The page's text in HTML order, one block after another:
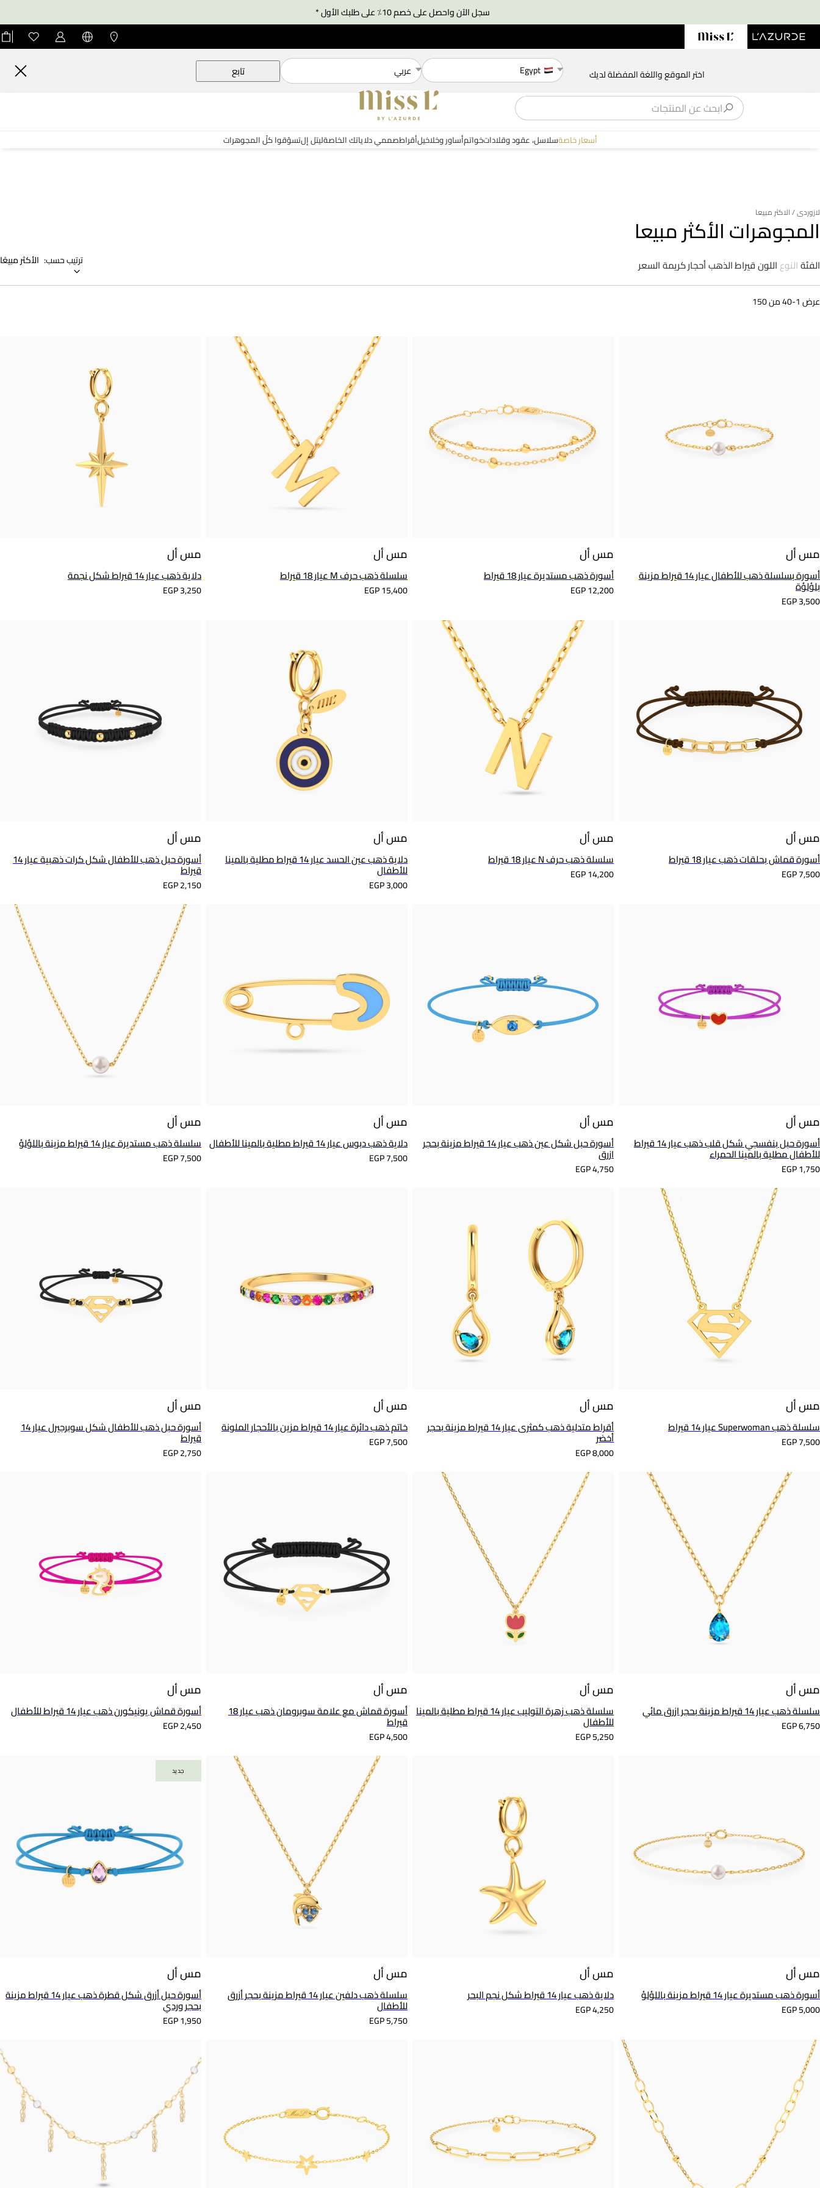
سجل الآن واحصل على خصم 10٪ على طلبك الأول *
اختر الموقع واللغة المفضلة لديك Egypt عربي تابع
أسعار خاصةسلاسل، عقود وقلاداتخواتمأساور وخلاخيلأقراطصممي دلاياتك الخاصةليتل إلتسوّقوا كلّ المجوهرات
المجوهرات الأكثر مبيعا
لازوردى/ الاكثر مبيعا
عرض 1-40 من 150
الفئةالنوع اللونقيراط الذهبأحجار كريمةالسعر ترتيب حسب: الأكثر مبيعًا
مس أل
أسورة بسلسلة ذهب للأطفال عيار 14 قيراط مزينة
بلؤلؤة
EGP 3,500
مس أل
أسورة ذهب مستديرة عيار 18 قيراط
EGP 12,200
مس أل
سلسلة ذهب حرف M عيار 18 قيراط
EGP 15,400
مس أل
دلاية ذهب عيار 14 قيراط شكل نجمة
EGP 3,250
مس أل
أسورة قماش بحلقات ذهب عيار 18 قيراط
EGP 7,500
مس أل
سلسلة ذهب حرف N عيار 18 قيراط
EGP 14,200
مس أل
دلاية ذهب عين الحسد عيار 14 قيراط مطلية بالمينا
للأطفال
EGP 3,000
مس أل
أسورة حبل ذهب للأطفال شكل كرات ذهبية عيار 14
قيراط
EGP 2,150
مس أل
أسورة حبل بنفسجي شكل قلب ذهب عيار 14 قيراط
للأطفال مطلية بالمينا الحمراء
EGP 1,750
مس أل
أسورة حبل شكل عين ذهب عيار 14 قيراط مزينة بحجر
ازرق
EGP 4,750
مس أل
دلاية ذهب دبوس عيار 14 قيراط مطلية بالمينا للأطفال
EGP 7,500
مس أل
سلسلة ذهب مستديرة عيار 14 قيراط مزينة باللؤلؤ
EGP 7,500
مس أل
سلسلة ذهب Superwoman عيار 14 قيراط
EGP 7,500
مس أل
أقراط متدلية ذهب كمثرى عيار 14 قيراط مزينة بحجر
أخضر
EGP 8,000
مس أل
خاتم ذهب دائرة عيار 14 قيراط مزين بالأحجار الملونة
EGP 7,500
مس أل
أسورة حبل ذهب للأطفال شكل سوبرجيرل عيار 14
قيراط
EGP 2,750
مس أل
سلسلة ذهب عيار 14 قيراط مزينة بحجر ازرق مائي
EGP 6,750
مس أل
سلسلة ذهب زهرة التوليب عيار 14 قيراط مطلية بالمينا
للأطفال
EGP 5,250
مس أل
أسورة قماش مع علامة سوبرومان ذهب عيار 18
قيراط
EGP 4,500
مس أل
أسورة قماش يونيكورن ذهب عيار 14 قيراط للأطفال
EGP 2,450
مس أل
أسورة ذهب مستديرة عيار 14 قيراط مزينة باللؤلؤ
EGP 5,000
مس أل
دلاية ذهب عيار 14 قيراط شكل نجم البحر
EGP 4,250
مس أل
سلسلة ذهب دلفين عيار 14 قيراط مزينة بحجر أزرق
للأطفال
EGP 5,750
جديد
جديد
مس أل
أسورة حبل أزرق شكل قطرة ذهب عيار 14 قيراط مزينة
بحجر وردي
EGP 1,950